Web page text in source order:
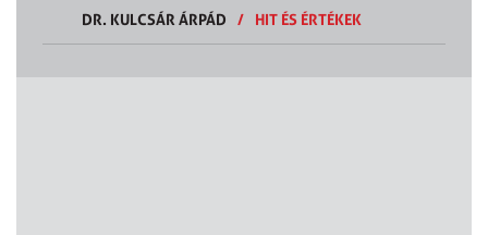
DR. KULCSÁR ÁRPÁD
/ HIT ÉS ÉRTÉKEK